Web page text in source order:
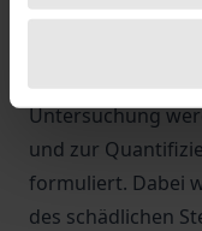
Beihilfen im Sinne
sind und welche
Untersuchung
und zur
formuliert. Dabei
des schädlichen